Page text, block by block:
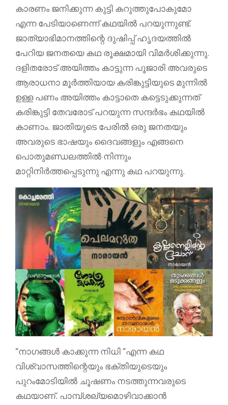
കാരണം ജനിക്കുന്ന കുട്ടി കറുത്തുപോകുമോ
എന്ന പേടിയാണെന്ന് കഥയില്‍ പറയുന്നുണ്ട്.
ജാത്യാഭിമാനത്തിന്റെ ദുഷിപ്പ് ഹൃദയത്തില്‍
പേറിയ ജനതയെ കഥ രൂക്ഷമായി വിമര്‍ശിക്കുന്നു.
ദളിതരോട് അയിത്തം കാട്ടുന്ന പൂജാരി അവരുടെ
ആരാധനാ മൂര്‍ത്തിയായ കരിങ്കുട്ടിയുടെ മുന്നില്‍
ഉള്ള പണം അയിത്തം കാട്ടാതെ കട്ടെടുക്കുന്നത്
കരിങ്കുട്ടി തേവരോട് പറയുന്ന സന്ദര്‍ഭം കഥയില്‍
കാണാം. ജാതിയുടെ പേരില്‍ ഒരു ജനതയും
അവരുടെ ഭാഷയും ദൈവങ്ങളും എങ്ങനെ
പൊതുമണ്ഡലത്തില്‍ നിന്നും
മാറ്റിനിര്‍ത്തപ്പെടുന്നു എന്നു കഥ പറയുന്നു.
“നാഗങ്ങള്‍ കാക്കുന്ന നിധി “എന്ന കഥ
വിശ്വാസത്തിന്റെയും ഭക്തിയുടെയും
പുറംമോടിയില്‍ ചൂഷണം നടത്തുന്നവരുടെ
കഥയാണ്. പാമ്പ്ശല്യമൊഴിവാക്കാന്‍